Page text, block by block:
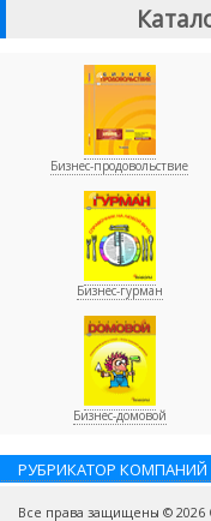
Бизнес-продовольствие
Бизнес-гурман
Бизнес-домовой
РУБРИКАТОР КОМПАНИЙ
Все права защищены ©